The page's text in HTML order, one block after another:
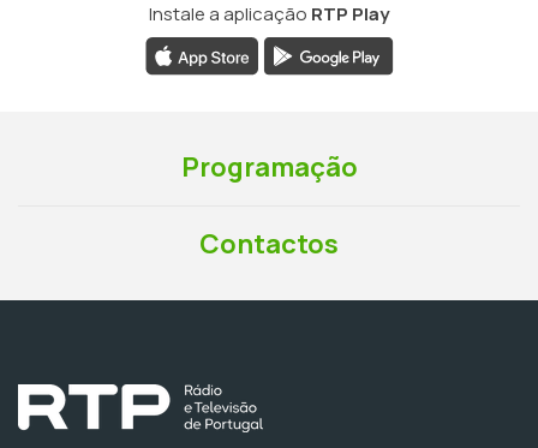
Instale a aplicação RTP Play
Programação
Contactos